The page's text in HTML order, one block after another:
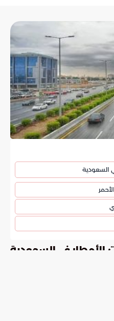
السعودية
في السعودية